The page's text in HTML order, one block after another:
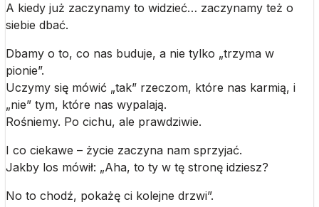
A kiedy już zaczynamy to widzieć… zaczynamy też o
siebie dbać.
Dbamy o to, co nas buduje, a nie tylko „trzyma w
pionie”.
Uczymy się mówić „tak” rzeczom, które nas karmią, i
„nie” tym, które nas wypalają.
Rośniemy. Po cichu, ale prawdziwie.
I co ciekawe – życie zaczyna nam sprzyjać.
Jakby los mówił: „Aha, to ty w tę stronę idziesz?
No to chodź, pokażę ci kolejne drzwi”.